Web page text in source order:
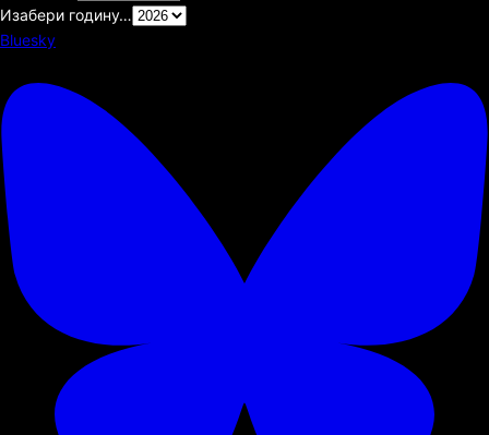
Изабери годину…
Bluesky